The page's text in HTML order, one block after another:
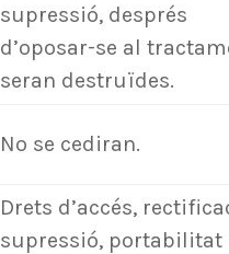
supressió, després
d’oposar-se al
seran destruïdes.
No se cediran.
Drets d’accés,
supressió, portabilitat